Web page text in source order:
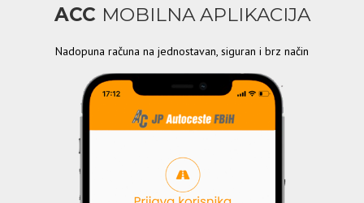
ACC MOBILNA APLIKACIJA
Nadopuna računa na jednostavan, siguran i brz način